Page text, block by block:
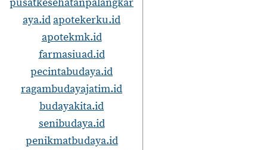
aya.id apotekerku.id
apotekmk.id
farmasiuad.id
pecintabudaya.id
ragambudayajatim.id
budayakita.id
senibudaya.id
penikmatbudaya.id